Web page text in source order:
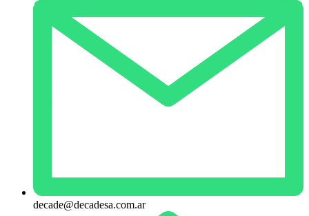
decade@decadesa.com.ar